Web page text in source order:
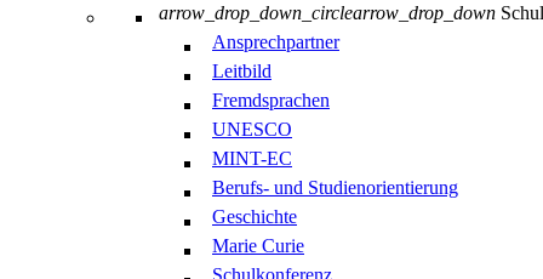
arrow_drop_down_circlearrow_drop_down
Ansprechpartner
Leitbild
Fremdsprachen
UNESCO
MINT-EC
Berufs- und Studienorientierung
Geschichte
Marie Curie
Schulkonferenz